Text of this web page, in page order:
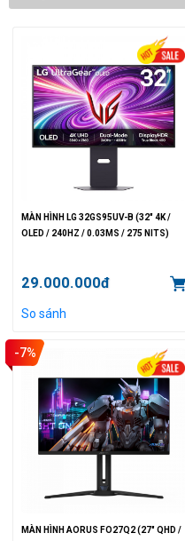
MÀN HÌNH LG 32GS95UV-B (32" 4K /
OLED / 240HZ / 0.03MS / 275 NITS)
29.000.000đ
So sánh
-7%
MÀN HÌNH AORUS FO27Q2 (27" QHD /